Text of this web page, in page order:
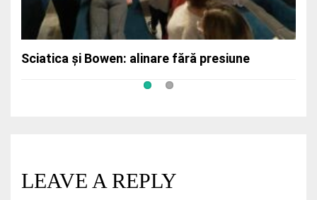
Sciatica și Bowen: alinare fără presiune
Când masajul nu ajunge adânc, Bowen
pătrunde profund
LEAVE A REPLY